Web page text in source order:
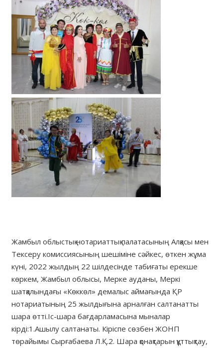
Жамбыл облыстық нотариаттық палатасының Алқасы мен
Тексеру комиссиясының шешіміне сәйкес, өткен жұма
күні, 2022 жылдың 22 шілдесінде табиғаты ерекше
көркем, Жамбыл облысы, Мерке ауданы, Меркі
шатқалындағы «Көккөл» демалыс аймағында ҚР
нотариатының 25 жылдығына арналған салтанатты
шара өтті.Іс-шара бағдарламасына мыналар
кірді:1.Ашылу салтанаты. Кіріспе сөзбен ЖОНП
төрайымы Сырғабаева Л.Қ.2. Шара қонақтарын құттықтау,